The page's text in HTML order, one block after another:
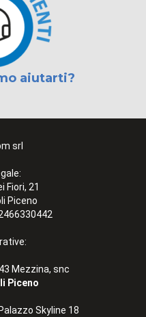
aiutarti?
srl
Fiori, 21
Piceno
Mezzina, snc
Piceno
Skyline 18